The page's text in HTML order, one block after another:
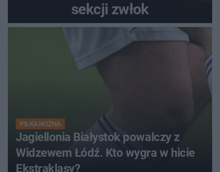
sekcji zwłok
PIŁKA NOŻNA
Jagiellonia Białystok powalczy z
Widzewem Łódź. Kto wygra w hicie
Ekstraklasy?